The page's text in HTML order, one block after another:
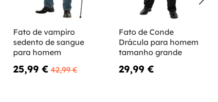
Fato de vampiro
sedento de sangue
para homem
25,99 € 42,99 €
Fato de Conde
Drácula para homem
tamanho grande
29,99 €